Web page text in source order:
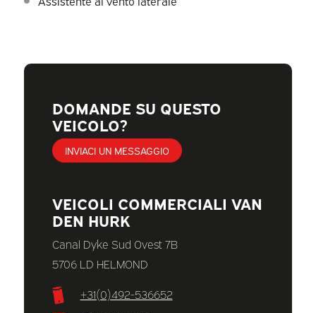
DOMANDE SU QUESTO
VEICOLO?
INVIACI UN MESSAGGIO
VEICOLI COMMERCIALI VAN
DEN HURK
Canal Dyke Sud Ovest 7B
5706 LD HELMOND
+31(0)492-536652